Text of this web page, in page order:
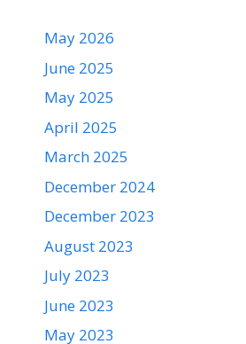
May 2026
June 2025
May 2025
April 2025
March 2025
December 2024
December 2023
August 2023
July 2023
June 2023
May 2023